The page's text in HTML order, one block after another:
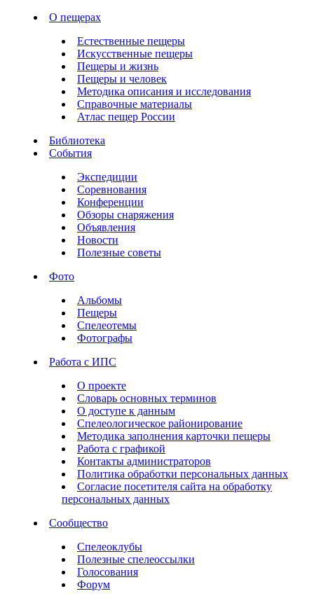
О пещерах
Естественные пещеры
Искусственные пещеры
Пещеры и жизнь
Пещеры и человек
Методика описания и исследования
Справочные материалы
Атлас пещер России
Библиотека
События
Экспедиции
Соревнования
Конференции
Обзоры снаряжения
Объявления
Новости
Полезные советы
Фото
Альбомы
Пещеры
Спелеотемы
Фотографы
Работа с ИПС
О проекте
Словарь основных терминов
О доступе к данным
Спелеологическое районирование
Методика заполнения карточки пещеры
Работа с графикой
Контакты администраторов
Политика обработки персональных данных
Согласие посетителя сайта на обработку
персональных данных
Сообщество
Спелеоклубы
Полезные спелеоссылки
Голосования
Форум